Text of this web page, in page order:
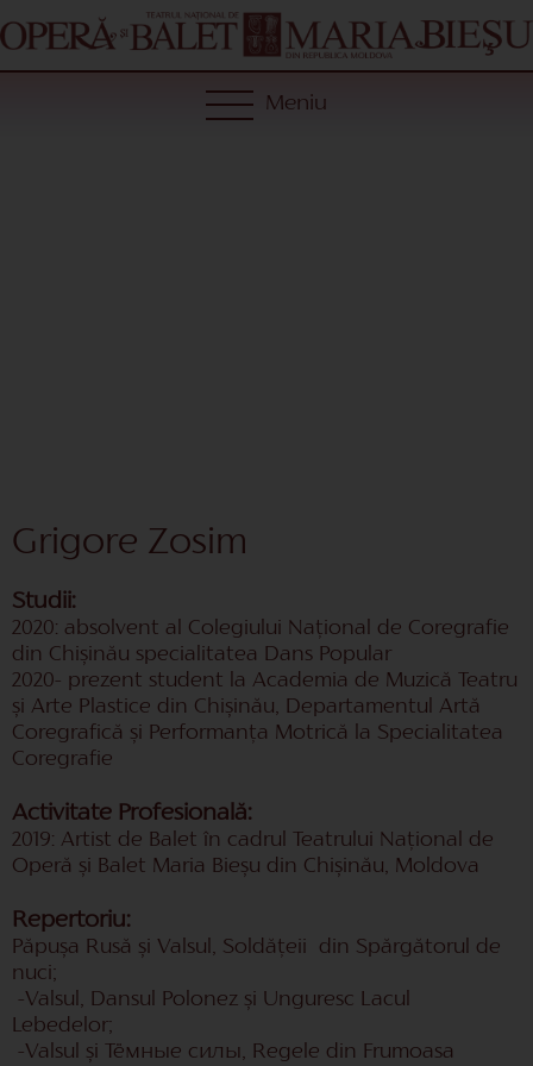
Meniu
Grigore Zosim
Studii:
2020: absolvent al Colegiului Național de Coregrafie
din Chișinău specialitatea Dans Popular
2020- prezent student la Academia de Muzică Teatru
și Arte Plastice din Chișinău, Departamentul Artă
Coregrafică și Performanța Motrică la Specialitatea
Coregrafie
Activitate Profesională:
2019: Artist de Balet în cadrul Teatrului Național de
Operă și Balet Maria Bieșu din Chișinău, Moldova
Repertoriu:
Păpușa Rusă și Valsul, Soldățeii din Spărgătorul de
nuci;
-Valsul, Dansul Polonez și Unguresc Lacul
Lebedelor;
-Valsul și Тёмные силы, Regele din Frumoasa